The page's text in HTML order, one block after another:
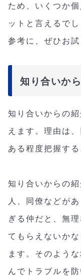
ため、いくつか
ットと言えるで
参考に、ぜひお試
知り合いか
知り合いからの
えます。理由は
ある程度把握す
知り合いからの
人、同僚などが
ぎる仲だと、無
てもらえないか
ます。そのよう
んでトラブルを